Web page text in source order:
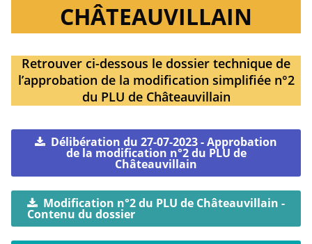
CHÂTEAUVILLAIN
Retrouver ci-dessous le dossier technique de
l’approbation de la modification simplifiée n°2
du PLU de Châteauvillain
Délibération du 27-07-2023 - Approbation
de la modification n°2 du PLU de
Châteauvillain
Modification n°2 du PLU de Châteauvillain -
Contenu du dossier